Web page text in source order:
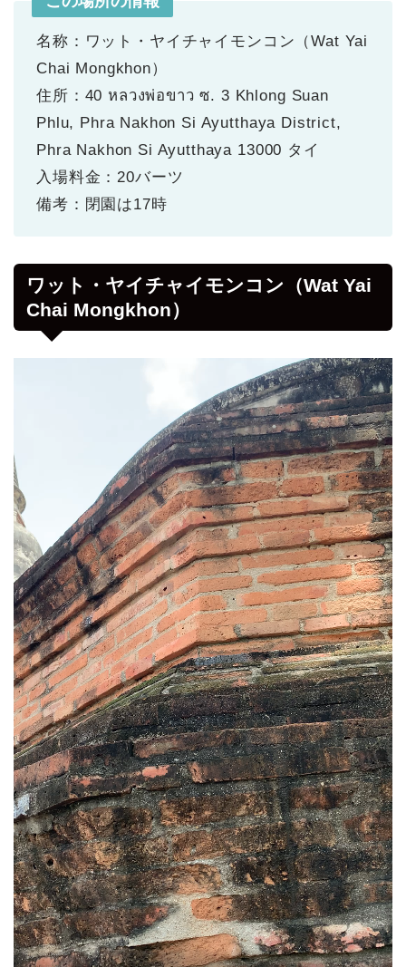
名称：ワット・ヤイチャイモンコン（Wat Yai
Chai Mongkhon）
住所：40 หลวงพ่อขาว ซ. 3 Khlong Suan
Phlu, Phra Nakhon Si Ayutthaya District,
Phra Nakhon Si Ayutthaya 13000 タイ
入場料金：20バーツ
備考：閉園は17時
ワット・ヤイチャイモンコン（Wat Yai
Chai Mongkhon）